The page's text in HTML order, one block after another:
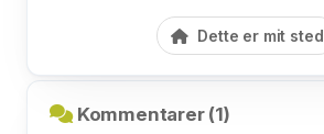
Dette er mit sted
Kommentarer (1)